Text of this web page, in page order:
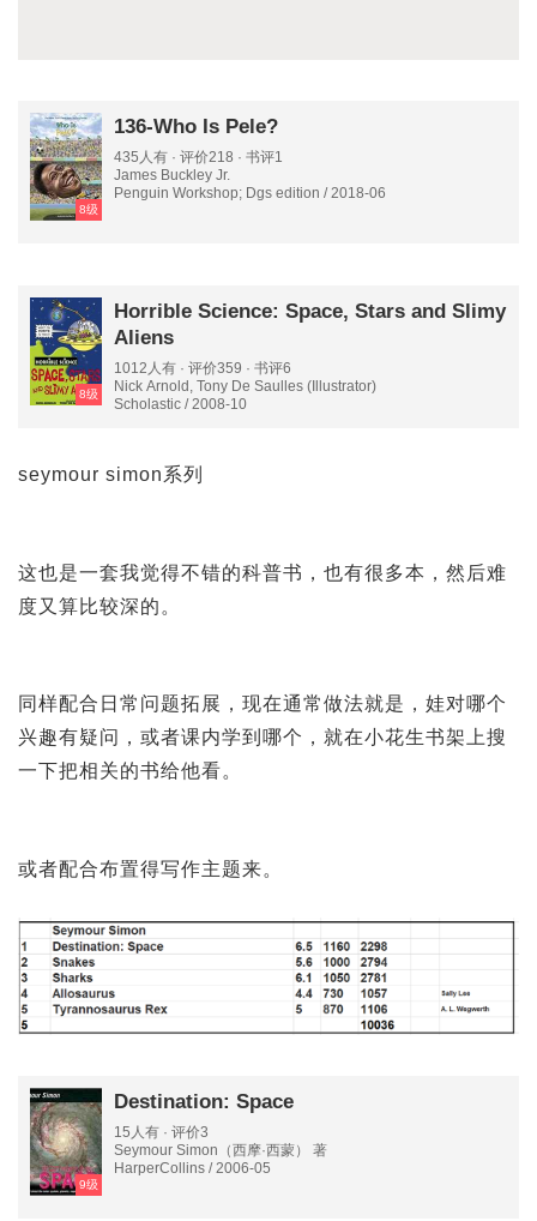
8级
136-Who Is Pele?
435人有 · 评价218 · 书评1
James Buckley Jr.
Penguin Workshop; Dgs edition / 2018-06
8级
Horrible Science: Space, Stars and Slimy
Aliens
1012人有 · 评价359 · 书评6
Nick Arnold, Tony De Saulles (Illustrator)
Scholastic / 2008-10
seymour simon系列
这也是一套我觉得不错的科普书，也有很多本，然后难
度又算比较深的。
同样配合日常问题拓展，现在通常做法就是，娃对哪个
兴趣有疑问，或者课内学到哪个，就在小花生书架上搜
一下把相关的书给他看。
或者配合布置得写作主题来。
9级
Destination: Space
15人有 · 评价3
Seymour Simon（西摩·西蒙） 著
HarperCollins / 2006-05